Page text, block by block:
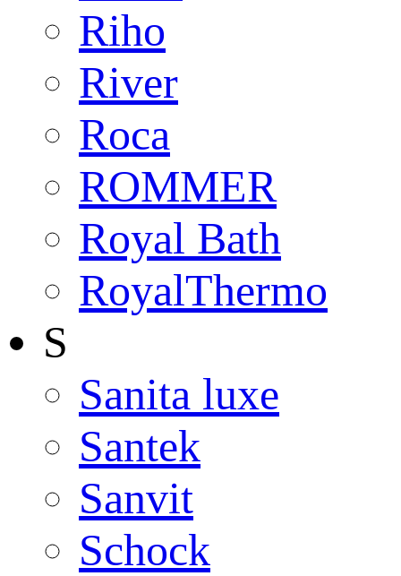
Riho
River
Roca
ROMMER
Royal Bath
RoyalThermo
S
Sanita luxe
Santek
Sanvit
Schock